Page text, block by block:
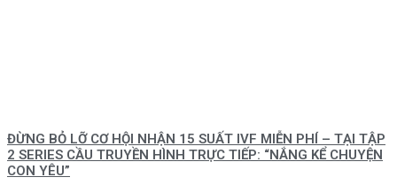
ĐỪNG BỎ LỠ CƠ HỘI NHẬN 15 SUẤT IVF MIỄN PHÍ – TẠI TẬP
2 SERIES CẦU TRUYỀN HÌNH TRỰC TIẾP: “NẮNG KỂ CHUYỆN
CON YÊU”